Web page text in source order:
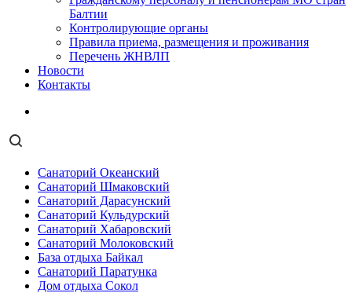
Балтии
Контролирующие органы
Правила приема, размещения и проживания
Перечень ЖНВЛП
Новости
Контакты
Санаторий Океанский
Санаторий Шмаковский
Санаторий Дарасунский
Санаторий Кульдурский
Санаторий Хабаровский
Санаторий Молоковский
База отдыха Байкал
Санаторий Паратунка
Дом отдыха Сокол